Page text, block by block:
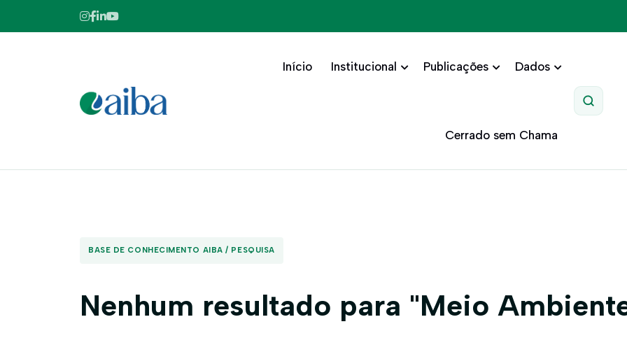
Início Institucional Publicações Dados
Cerrado sem Chama
BASE DE CONHECIMENTO AIBA / PESQUISA
Nenhum resultado para "Meio